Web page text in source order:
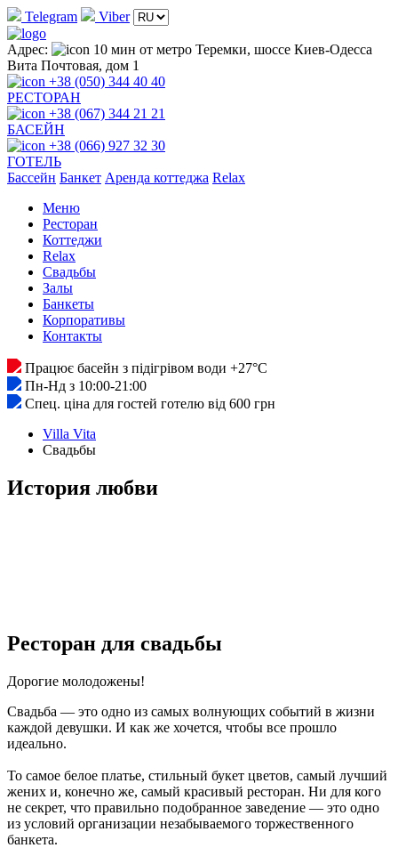
Telegram Viber
Адрес:
10 мин от метро Теремки, шоссе Киев-Одесса
Вита Почтовая, дом 1
+38 (050) 344 40 40
РЕСТОРАН
+38 (067) 344 21 21
БАСЕЙН
+38 (066) 927 32 30
ГОТЕЛЬ
Басcейн Банкет Аренда коттеджа Relax
Меню
Ресторан
Коттеджи
Relax
Свадьбы
Залы
Банкеты
Корпоративы
Контакты
Працює басейн з підігрівом води +27°C
Пн-Нд з 10:00-21:00
Спец. ціна для гостей готелю від 600 грн
Villa Vita
Свадьбы
История любви
Ресторан для свадьбы
Дорогие молодожены!
Свадьба — это одно из самых волнующих событий в жизни
каждой девушки. И как же хочется, чтобы все прошло
идеально.
То самое белое платье, стильный букет цветов, самый лучший
жених и, конечно же, самый красивый ресторан. Ни для кого
не секрет, что правильно подобранное заведение — это одно
из условий организации незабываемого торжественного
банкета.